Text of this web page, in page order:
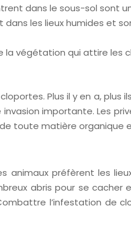
dans le sous-sol sont
les lieux humides et
la végétation qui attire les
Plus il y en a, plus
importante. Les
toute matière
animaux préfèrent les
abris pour se cacher
l’infestation de